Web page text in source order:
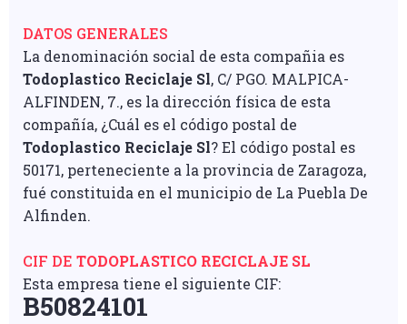
DATOS GENERALES
La denominación social de esta compañia es
Todoplastico Reciclaje Sl, C/ PGO. MALPICA-
ALFINDEN, 7., es la dirección física de esta
compañía, ¿Cuál es el código postal de
Todoplastico Reciclaje Sl? El código postal es
50171, perteneciente a la provincia de Zaragoza,
fué constituida en el municipio de La Puebla De
Alfinden.
CIF DE TODOPLASTICO RECICLAJE SL
Esta empresa tiene el siguiente CIF:
B50824101